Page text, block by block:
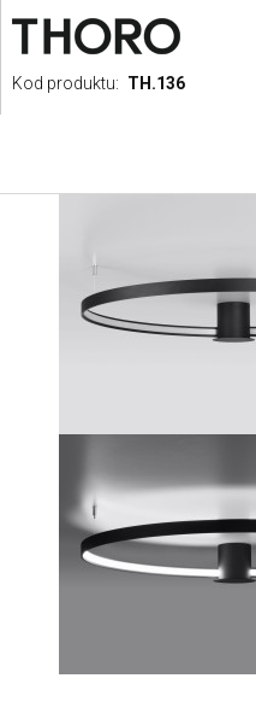
Kod produktu: TH.136